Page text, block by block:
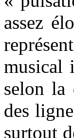
assez
musical
selon la
des
surtout